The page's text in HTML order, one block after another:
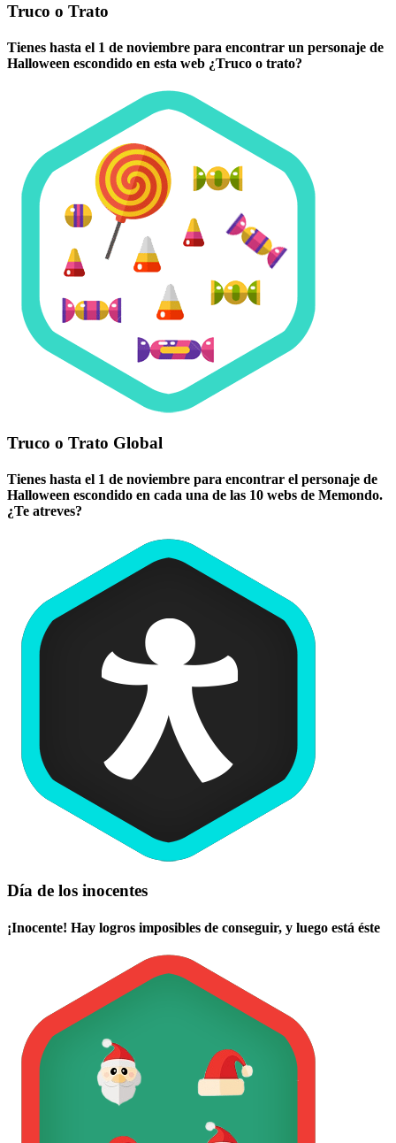
Truco o Trato
Tienes hasta el 1 de noviembre para encontrar un personaje de
Halloween escondido en esta web ¿Truco o trato?
Truco o Trato Global
Tienes hasta el 1 de noviembre para encontrar el personaje de
Halloween escondido en cada una de las 10 webs de Memondo.
¿Te atreves?
Día de los inocentes
¡Inocente! Hay logros imposibles de conseguir, y luego está éste